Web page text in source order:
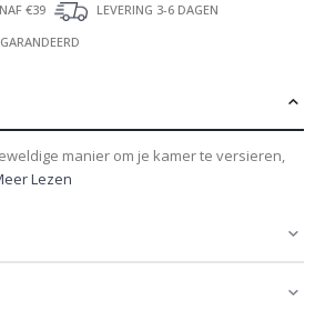
€39
LEVERING 3-6 DAGEN
manier om je kamer te versieren,
Lezen